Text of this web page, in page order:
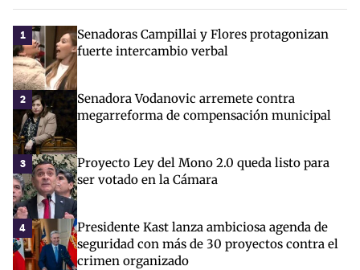
1
Senadoras Campillai y Flores protagonizan
fuerte intercambio verbal
2
Senadora Vodanovic arremete contra
megarreforma de compensación municipal
3
Proyecto Ley del Mono 2.0 queda listo para
ser votado en la Cámara
4
Presidente Kast lanza ambiciosa agenda de
seguridad con más de 30 proyectos contra el
crimen organizado